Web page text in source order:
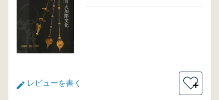
レビューを書く ＋